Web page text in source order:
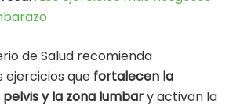
de Salud recomienda
que fortalecen la
y la zona lumbary activan la